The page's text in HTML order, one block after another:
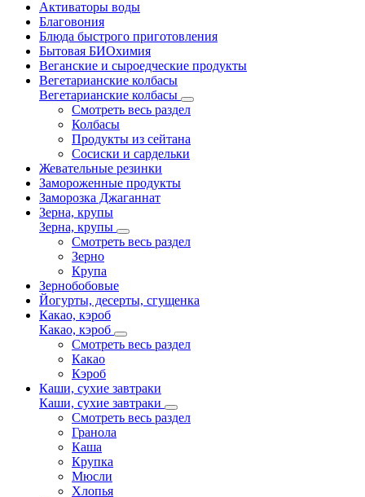
Активаторы воды
Благовония
Блюда быстрого приготовления
Бытовая БИОхимия
Веганские и сыроедческие продукты
Вегетарианские колбасы
Вегетарианские колбасы
Смотреть весь раздел
Колбасы
Продукты из сейтана
Сосиски и сардельки
Жевательные резинки
Замороженные продукты
Заморозка Джаганнат
Зерна, крупы
Зерна, крупы
Смотреть весь раздел
Зерно
Крупа
Зернобобовые
Йогурты, десерты, сгущенка
Какао, кэроб
Какао, кэроб
Смотреть весь раздел
Какао
Кэроб
Каши, сухие завтраки
Каши, сухие завтраки
Смотреть весь раздел
Гранола
Каша
Крупка
Мюсли
Хлопья